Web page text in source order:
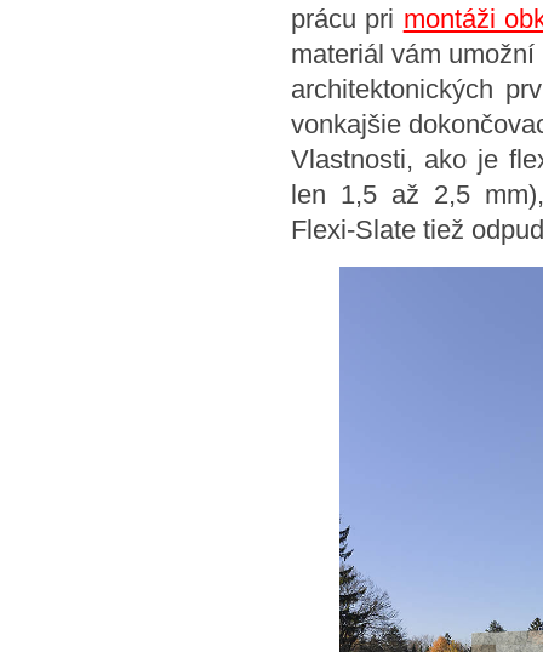
prácu pri montáži
materiál vám
architektonických
vonkajšie
Vlastnosti, ako je
len 1,5 až 2,5
Flexi-Slate tiež